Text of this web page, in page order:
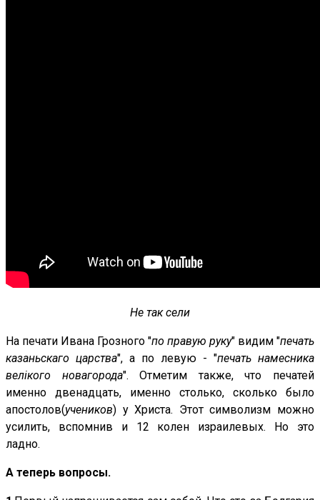
Не так сели
На печати Ивана Грозного "по правую руку" видим "печать
казаньскаго царства", а по левую - "печать намесника
велiкого новагорода". Отметим также, что печатей
именно двенадцать, именно столько, сколько было
апостолов(учеников) у Христа. Этот символизм можно
усилить, вспомнив и 12 колен израилевых. Но это
ладно.
А теперь вопросы.